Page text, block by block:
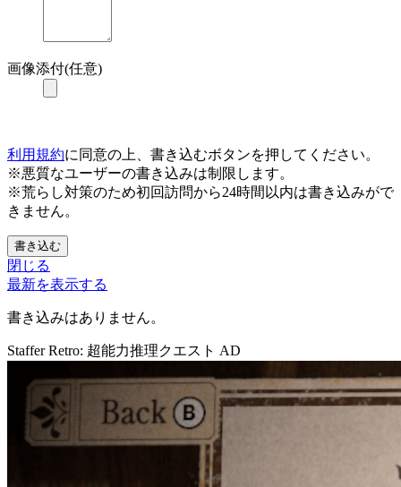
画像添付(任意)
利用規約に同意の上、書き込むボタンを押してください。
※悪質なユーザーの書き込みは制限します。
※荒らし対策のため初回訪問から24時間以内は書き込みがで
きません。
書き込む
閉じる
最新を表示する
書き込みはありません。
Staffer Retro: 超能力推理クエスト AD